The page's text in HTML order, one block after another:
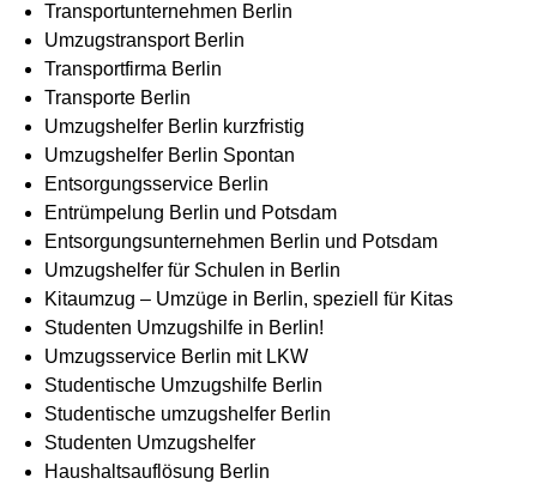
Transportunternehmen Berlin
Umzugstransport Berlin
Transportfirma Berlin
Transporte Berlin
Umzugshelfer Berlin kurzfristig
Umzugshelfer Berlin Spontan
Entsorgungsservice Berlin
Entrümpelung Berlin und Potsdam
Entsorgungsunternehmen Berlin und Potsdam
Umzugshelfer für Schulen in Berlin
Kitaumzug – Umzüge in Berlin, speziell für Kitas
Studenten Umzugshilfe in Berlin!
Umzugsservice Berlin mit LKW
Studentische Umzugshilfe Berlin
Studentische umzugshelfer Berlin
Studenten Umzugshelfer
Haushaltsauflösung Berlin